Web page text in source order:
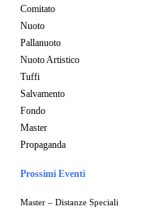
Comitato
Nuoto
Pallanuoto
Nuoto Artistico
Tuffi
Salvamento
Fondo
Master
Propaganda
Prossimi Eventi
Master – Distanze Speciali